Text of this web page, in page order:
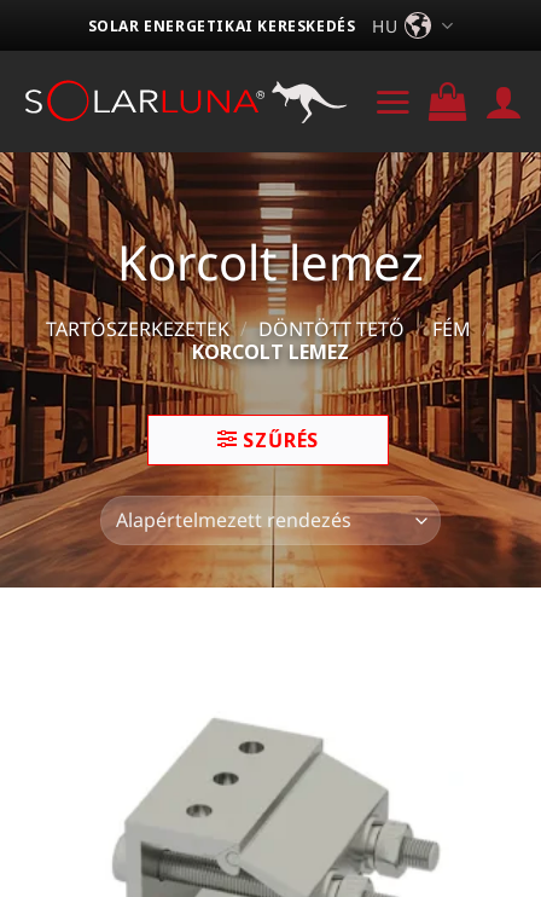
content
SOLAR ENERGETIKAI KERESKEDÉS HU
Korcolt lemez
TARTÓSZERKEZETEK / DÖNTÖTT TETŐ / FÉM /
KORCOLT LEMEZ
SZŰRÉS